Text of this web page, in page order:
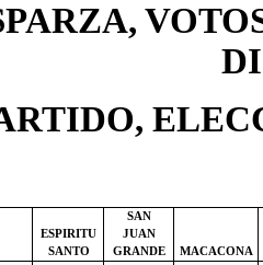
ESPIRITU
SANTO
SAN
JUAN
GRANDE
MACACONA